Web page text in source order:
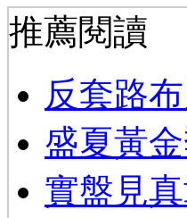
推薦閱讀
反套路
盛夏黃
實盤見